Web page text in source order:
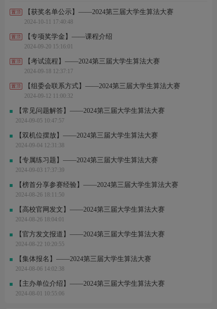
吴*辉 刚刚完成了报名
宋* 刚刚完成了报名
聂* 刚刚完成了报名
用*6 刚刚进行了关注
张*宇 刚刚完成了报名
吴*辉 刚刚完成了报名
王*欣 刚刚进行了关注
胡* 刚刚进行了关注
【获奖名单公示】——2024第三届大学生算法大赛
2024-10-11 17:40:48
【专项奖学金】——课程介绍
2024-09-20 15:16:01
【考试流程】——2024第三届大学生算法大赛
2024-09-18 12:37:17
【组委会联系方式】——2024第三届大学生算法大赛
2024-09-12 11:00:32
【常见问题解答】——2024第三届大学生算法大赛
2024-09-05 10:47:57
【双机位摆放】——2024第三届大学生算法大赛
2024-09-04 12:31:38
【专属练习题】——2024第三届大学生算法大赛
2024-09-03 17:37:39
【榜首分享参赛经验】——2024第三届大学生算法大赛
2024-08-26 18:11:50
【高校官网发文】——2024第三届大学生算法大赛
2024-08-26 18:04:01
【官方发文报道】——2024第三届大学生算法大赛
2024-08-22 10:20:55
【集体报名】——2024第三届大学生算法大赛
2024-08-06 14:02:38
【主办单位介绍】——2024第三届大学生算法大赛
2024-08-01 10:55:06